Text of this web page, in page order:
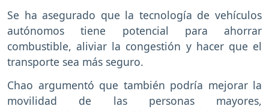
Se ha asegurado que la tecnología de vehículos
autónomos tiene potencial para ahorrar
combustible, aliviar la congestión y hacer que el
transporte sea más seguro.
Chao argumentó que también podría mejorar la
movilidad de las personas mayores,